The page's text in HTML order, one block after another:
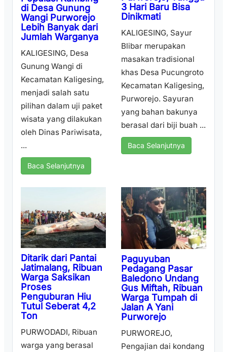
di Desa Gunung
Wangi Purworejo
Lebih Banyak dari
Jumlah Warganya
KALIGESING, Desa
Gunung Wangi di
Kecamatan Kaligesing,
menjadi salah satu
pilihan dalam uji paket
wisata yang dilakukan
oleh Dinas Pariwisata,
...
Baca Selanjutnya
3 Hari Baru Bisa
Dinikmati
KALIGESING, Sayur
Blibar merupakan
masakan tradisional
khas Desa Pucungroto
Kecamatan Kaligesing,
Purworejo. Sayuran
yang bahan bakunya
berasal dari biji buah ...
Baca Selanjutnya
Ditarik dari Pantai
Jatimalang, Ribuan
Warga Saksikan
Proses
Penguburan Hiu
Tutul Seberat 4,2
Ton
PURWODADI, Ribuan
warga yang berasal
Paguyuban
Pedagang Pasar
Baledono Undang
Gus Miftah, Ribuan
Warga Tumpah di
Jalan A Yani
Purworejo
PURWOREJO,
Pengajian dai kondang